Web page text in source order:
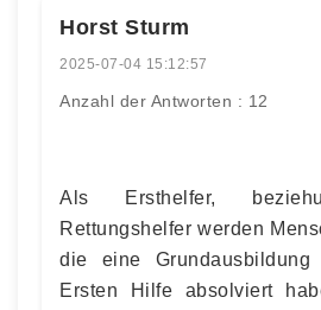
Horst Sturm
2025-07-04 15:12:57
Anzahl der Antworten : 12
Als Ersthelfer,
Rettungshelfer werden
die eine
Ersten Hilfe absolviert